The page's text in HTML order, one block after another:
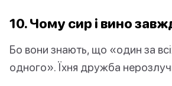
10. Чому сир і вино
Бо вони знають, що «один за
одного». Їхня дружба